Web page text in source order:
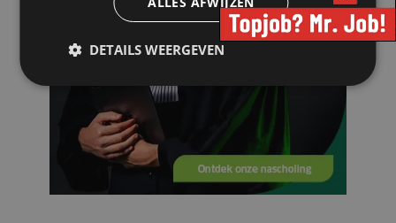
DETAILS WEERGEVEN